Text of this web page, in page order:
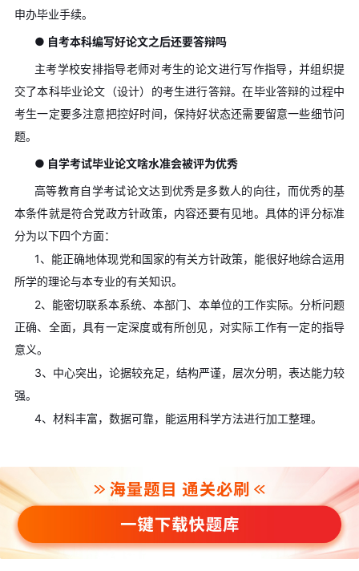
申办毕业手续。
● 自考本科编写好论文之后还要答辩吗
主考学校安排指导老师对考生的论文进行写作指导，并组织提
交了本科毕业论文（设计）的考生进行答辩。在毕业答辩的过程中
考生一定要多注意把控好时间，保持好状态还需要留意一些细节问
题。
● 自学考试毕业论文啥水准会被评为优秀
高等教育自学考试论文达到优秀是多数人的向往，而优秀的基
本条件就是符合党政方针政策，内容还要有见地。具体的评分标准
分为以下四个方面：
1、能正确地体现党和国家的有关方针政策，能很好地综合运用
所学的理论与本专业的有关知识。
2、能密切联系本系统、本部门、本单位的工作实际。分析问题
正确、全面，具有一定深度或有所创见，对实际工作有一定的指导
意义。
3、中心突出，论据较充足，结构严谨，层次分明，表达能力较
强。
4、材料丰富，数据可靠，能运用科学方法进行加工整理。